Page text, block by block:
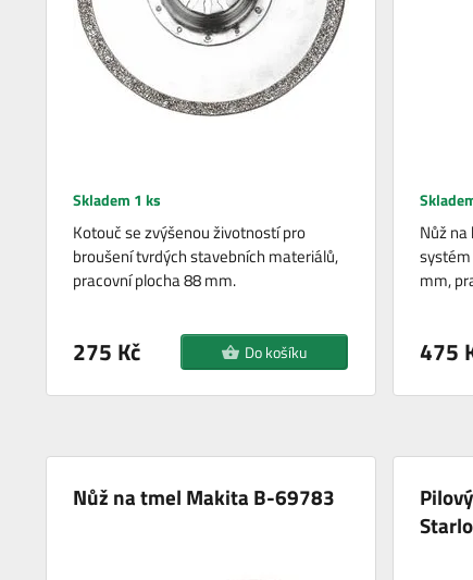
Skladem 1 ks
Kotouč se zvýšenou životností pro
broušení tvrdých stavebních materiálů,
pracovní plocha 88 mm.
275 Kč Do košíku
Nůž
mm,
475
Nůž na tmel Makita B-69783